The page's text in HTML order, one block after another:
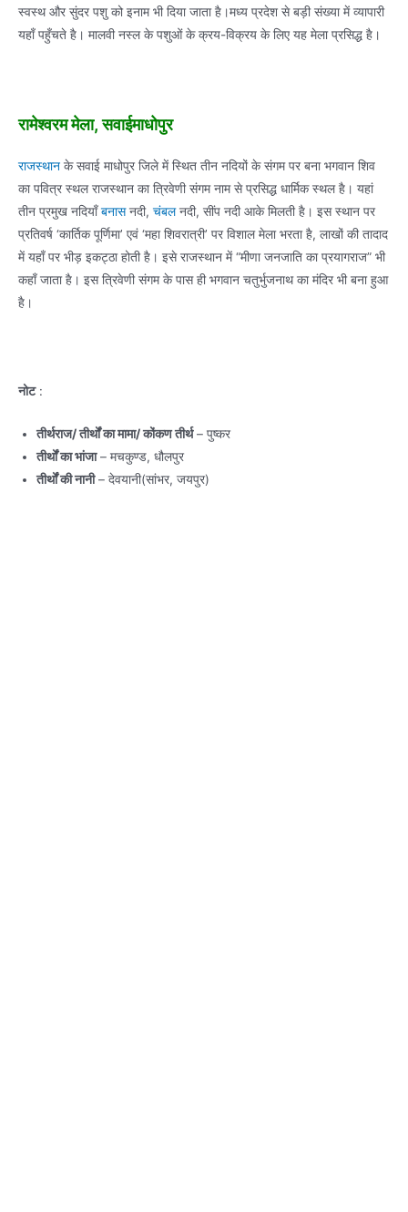
स्वस्थ और सुंदर पशु को इनाम भी दिया जाता है।मध्य प्रदेश से बड़ी संख्या में व्यापारी
यहाँ पहुँचते है। मालवी नस्ल के पशुओं के क्रय-विक्रय के लिए यह मेला प्रसिद्ध है।
रामेश्वरम मेला, सवाईमाधोपुर
राजस्थान के सवाई माधोपुर जिले में स्थित तीन नदियों के संगम पर बना भगवान शिव
का पवित्र स्थल राजस्थान का त्रिवेणी संगम नाम से प्रसिद्ध धार्मिक स्थल है। यहां
तीन प्रमुख नदियाँबनासनदी, चंबलनदी, सींप नदी आके मिलती है। इस स्थान पर
प्रतिवर्ष ‘कार्तिक पूर्णिमा’ एवं ‘महा शिवरात्री’ पर विशाल मेला भरता है, लाखों की तादाद
में यहाँ पर भीड़ इकट्ठा होती है। इसे राजस्थान में “मीणा जनजाति का प्रयागराज” भी
कहाँ जाता है। इस त्रिवेणी संगम के पास ही भगवान चतुर्भुजनाथ का मंदिर भी बना हुआ
है।
नोट:
तीर्थराज/ तीर्थों का मामा/ कोंकण तीर्थ– पुष्कर
तीर्थों का भांजा– मचकुण्ड, धौलपुर
तीर्थों की नानी– देवयानी(सांभर, जयपुर)